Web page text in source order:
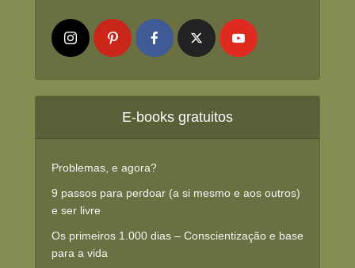
E-books gratuitos
Problemas, e agora?
9 passos para perdoar (a si mesmo e aos outros)
e ser livre
Os primeiros 1.000 dias – Conscientização e base
para a vida